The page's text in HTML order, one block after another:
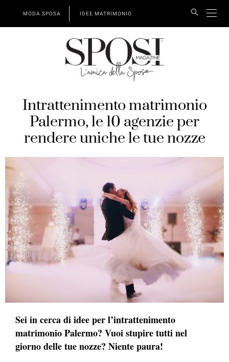
MODA SPOSA IDEE MATRIMONIO
Intrattenimento matrimonio
Palermo, le 10 agenzie per
rendere uniche le tue nozze
Sei in cerca di idee per l’intrattenimento
matrimonio Palermo? Vuoi stupire tutti nel
giorno delle tue nozze? Niente paura!